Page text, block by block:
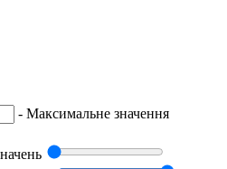
- Максимальне значення